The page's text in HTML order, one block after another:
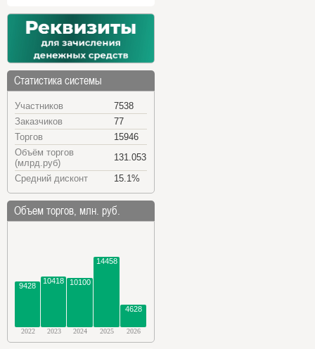
Статистика системы
Участников
7538
Заказчиков
77
Торгов
15946
Объём торгов
(млрд.руб)
131.053
Средний дисконт
15.1%
Объем торгов, млн. руб.
9428
10418 10100
14458
4628
2022 2023 2024 2025 2026